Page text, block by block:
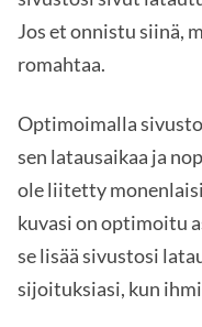
Jos et onnistu siinä,
romahtaa.
Optimoimalla
sen latausaikaa ja
ole liitetty
kuvasi on optimoitu
se lisää sivustosi
sijoituksiasi, kun